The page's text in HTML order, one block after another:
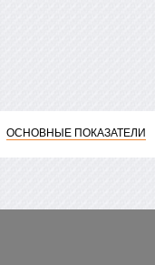
ОСНОВНЫЕ ПОКАЗАТЕЛИ